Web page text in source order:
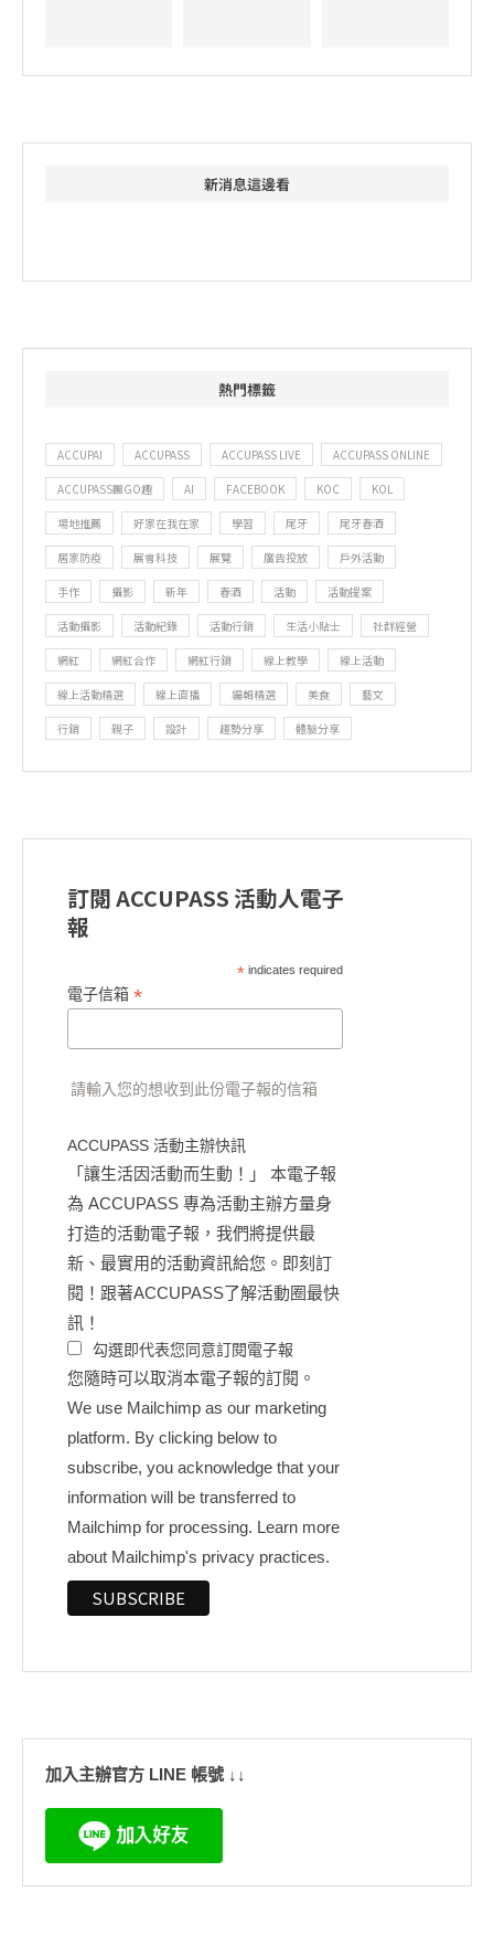
新消息這邊看
熱門標籤
ACCUPAI ACCUPASS ACCUPASS LIVE ACCUPASS ONLINE
ACCUPASS團GO趣 AI FACEBOOK KOC KOL
場地推薦 好家在我在家 學習 尾牙 尾牙春酒
居家防疫 展會科技 展覽 廣告投放 戶外活動
手作 攝影 新年 春酒 活動 活動提案
活動攝影 活動紀錄 活動行銷 生活小貼士 社群經營
網紅 網紅合作 網紅行銷 線上教學 線上活動
線上活動精選 線上直播 編輯精選 美食 藝文
行銷 親子 設計 趨勢分享 體驗分享
訂閱 ACCUPASS 活動人電子
報
*indicates required
電子信箱 *
請輸入您的想收到此份電子報的信箱
ACCUPASS 活動主辦快訊
「讓生活因活動而生動！」 本電子報
為 ACCUPASS 專為活動主辦方量身
打造的活動電子報，我們將提供最
新、最實用的活動資訊給您。即刻訂
閱！跟著ACCUPASS了解活動圈最快
訊！
勾選即代表您同意訂閱電子報
您隨時可以取消本電子報的訂閱。
We use Mailchimp as our marketing
platform. By clicking below to
subscribe, you acknowledge that your
information will be transferred to
Mailchimp for processing. Learn more
about Mailchimp's privacy practices.
加入主辦官方 LINE 帳號 ↓↓